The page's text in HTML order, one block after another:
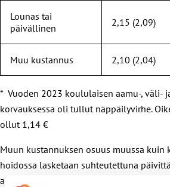
Lounas tai
päivällinen
2,15 (2,09)
Muu kustannus 2,10 (2,04)
* Vuoden 2023 koululaisen aamu-, väli-
korvauksessa oli tullut näppäilyvirhe.
ollut 1,14 €
Muun kustannuksen osuus muussa kuin
hoidossa lasketaan suhteutettuna
ajoittumiseen ja pituuteen.